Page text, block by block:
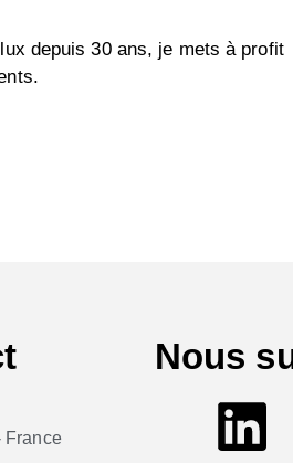
depuis 30 ans, je mets à profit
France
Nous